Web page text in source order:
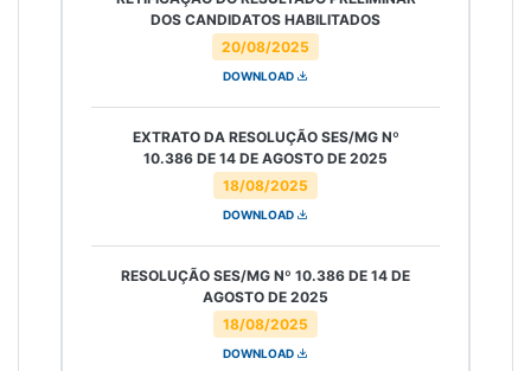
20/08/2025
DOS CANDIDATOS HABILITADOS
DOWNLOAD
18/08/2025
EXTRATO DA RESOLUÇÃO SES/MG Nº
10.386 DE 14 DE AGOSTO DE 2025
DOWNLOAD
18/08/2025
RESOLUÇÃO SES/MG Nº 10.386 DE 14 DE
AGOSTO DE 2025
DOWNLOAD